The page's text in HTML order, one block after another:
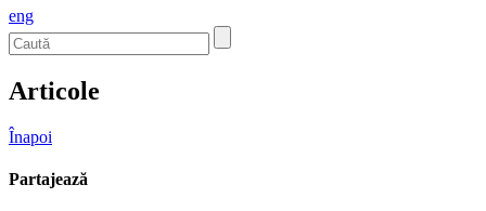
eng
Articole
Înapoi
Partajează